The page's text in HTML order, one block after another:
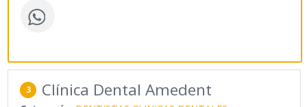
3 Clínica Dental Amedent